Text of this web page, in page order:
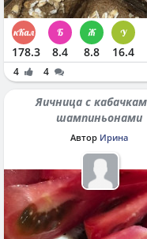
178.3 8.4 8.8 16.4
4 4
Яичница с кабачками и
шампиньонами
Автор Ирина